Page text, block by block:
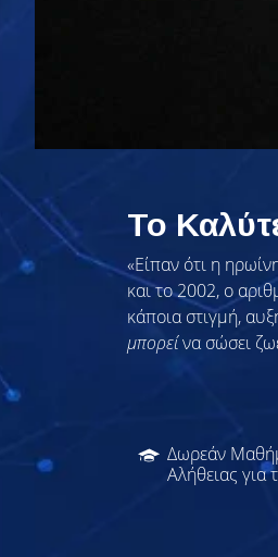
Το
«Είπαν ότι η
και το 2002, ο
κάποια στιγμή,
μπορείνα σώσει
Δωρεάν
Αλήθειας για